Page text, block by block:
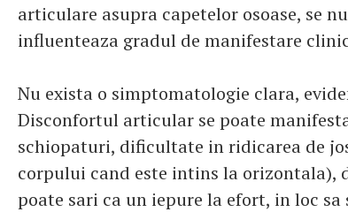
articulare asupra capetelor osoase, se
influenteaza gradul de manifestare
Nu exista o simptomatologie clara,
Disconfortul articular se poate
schiopaturi, dificultate in ridicarea de
corpului cand este intins la
poate sari ca un iepure la efort, in loc sa